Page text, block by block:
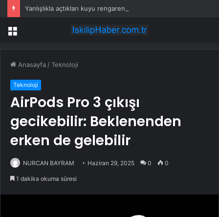
Menü
Anasayfa /Teknoloji
Teknoloji
AirPods Pro 3 çıkışı
gecikebilir: Beklenenden
erken de gelebilir
NURCAN BAYRAM Haziran 29, 2025 0 0
1 dakika okuma süresi